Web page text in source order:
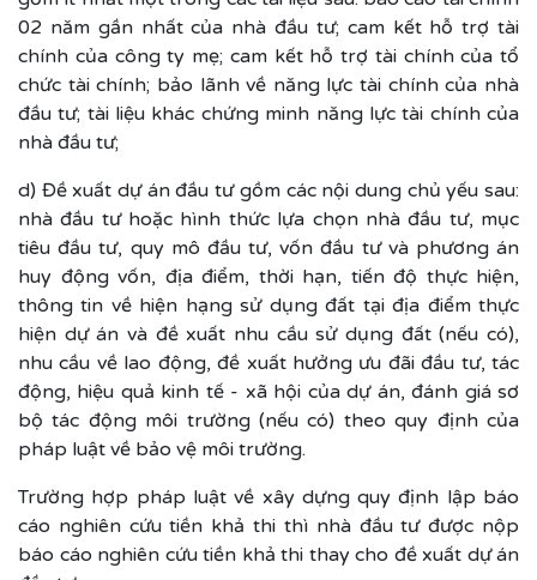
02 năm gần nhất của nhà đầu tư; cam kết hỗ trợ tài
chính của công ty mẹ; cam kết hỗ trợ tài chính của tổ
chức tài chính; bảo lãnh về năng lực tài chính của nhà
đầu tư; tài liệu khác chứng minh năng lực tài chính của
nhà đầu tư;
d) Đề xuất dự án đầu tư gồm các nội dung chủ yếu sau:
nhà đầu tư hoặc hình thức lựa chọn nhà đầu tư, mục
tiêu đầu tư, quy mô đầu tư, vốn đầu tư và phương án
huy động vốn, địa điểm, thời hạn, tiến độ thực hiện,
thông tin về hiện hạng sử dụng đất tại địa điểm thực
hiện dự án và đề xuất nhu cầu sử dụng đất (nếu có),
nhu cầu về lao động, đề xuất hưởng ưu đãi đầu tư, tác
động, hiệu quả kinh tế - xã hội của dự án, đánh giá sơ
bộ tác động môi trường (nếu có) theo quy định của
pháp luật về bảo vệ môi trường.
Trường hợp pháp luật về xây dựng quy định lập báo
cáo nghiên cứu tiền khả thi thì nhà đầu tư được nộp
báo cáo nghiên cứu tiền khả thi thay cho đề xuất dự án